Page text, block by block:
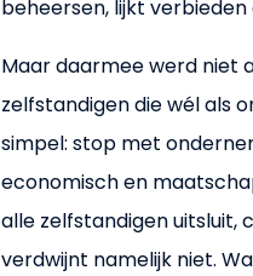
beheersen, lijkt verbieden
Maar daarmee werd niet
zelfstandigen die wél als
simpel: stop met
economisch en
alle zelfstandigen
verdwijnt namelijk niet.